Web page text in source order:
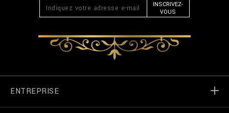
INSCRIVEZ-
VOUS
ENTREPRISE